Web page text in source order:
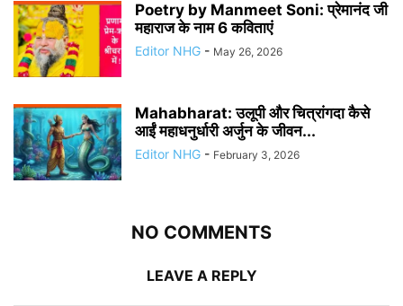
Poetry by Manmeet Soni: प्रेमानंद जी
महाराज के नाम 6 कविताएं
Editor NHG - May 26, 2026
Mahabharat: उलूपी और चित्रांगदा कैसे
आईं महाधनुर्धारी अर्जुन के जीवन...
Editor NHG - February 3, 2026
NO COMMENTS
LEAVE A REPLY